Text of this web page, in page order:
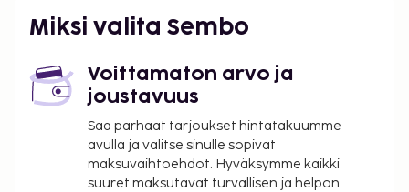
Miksi valita Sembo
Voittamaton arvo ja
joustavuus
Saa parhaat tarjoukset hintatakuumme
avulla ja valitse sinulle sopivat
maksuvaihtoehdot. Hyväksymme kaikki
suuret maksutavat turvallisen ja helpon